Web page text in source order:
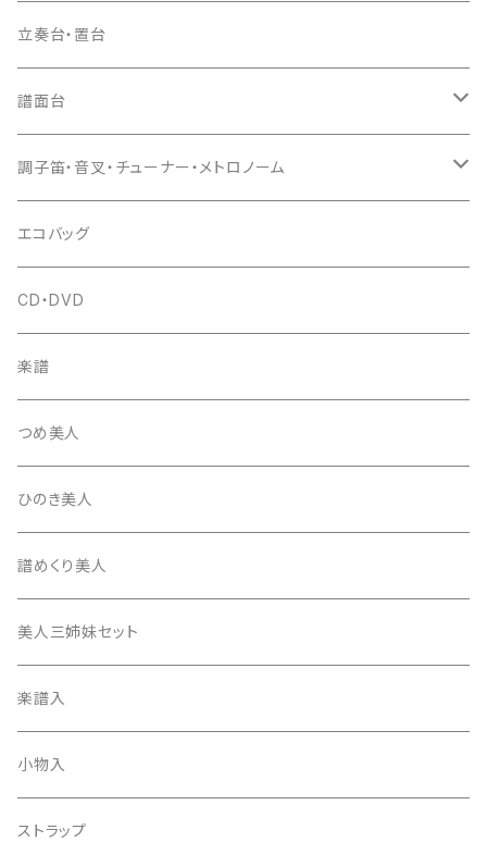
爪駒入
猫足入
爪ばさみ
箏柱
柱入
平柱入
三角柱入
琴台
13絃用琴台（低）
13絃用琴台（高）
桐柱箱
消音フェルト
根緒
糸
(丸三) 寿糸
はつね糸
駒
地唄駒
長唄駒
糸駒入
爪駒入
撥入
一丁撥入
三角撥入（ファスナー式）
撥
長唄・民謡撥
地唄撥
撥さや
撥滑り止めゴム
ひざゴム・胴ゴム・おひざもと
天神袋
天神巾着
指すり
手拍子（チャンチャン）
当り鉦
シュモク（当り鉦バチ）
箏（本体）
三味線（本体）
立奏台・置台
譜面台
座奏用譜面台
立奏用譜面台
調子笛・音叉・チューナー・メトロノーム
調子笛・音叉
チューナー・メトロノーム
エコバッグ
CD・DVD
楽譜
つめ美人
ひのき美人
譜めくり美人
美人三姉妹セット
楽譜入
小物入
ストラップ